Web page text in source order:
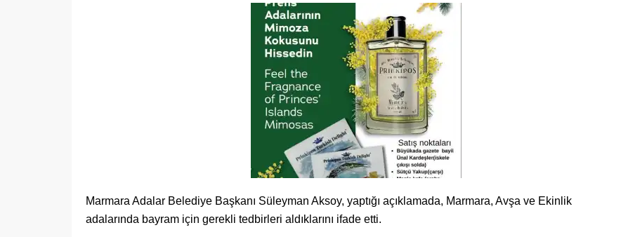
Marmara Adalar Belediye Başkanı Süleyman Aksoy, yaptığı açıklamada, Marmara, Avşa ve Ekinlik
adalarında bayram için gerekli tedbirleri aldıklarını ifade etti.